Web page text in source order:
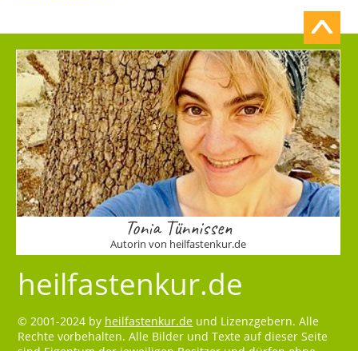
Tonia Tünnissen
Autorin von heilfastenkur.de
heilfastenkur.de
© 2001-2024 by heilfastenkur.de und Lizenzgebern. Alle
Rechte vorbehalten. Alle Bilder und Texte auf dieser Seite